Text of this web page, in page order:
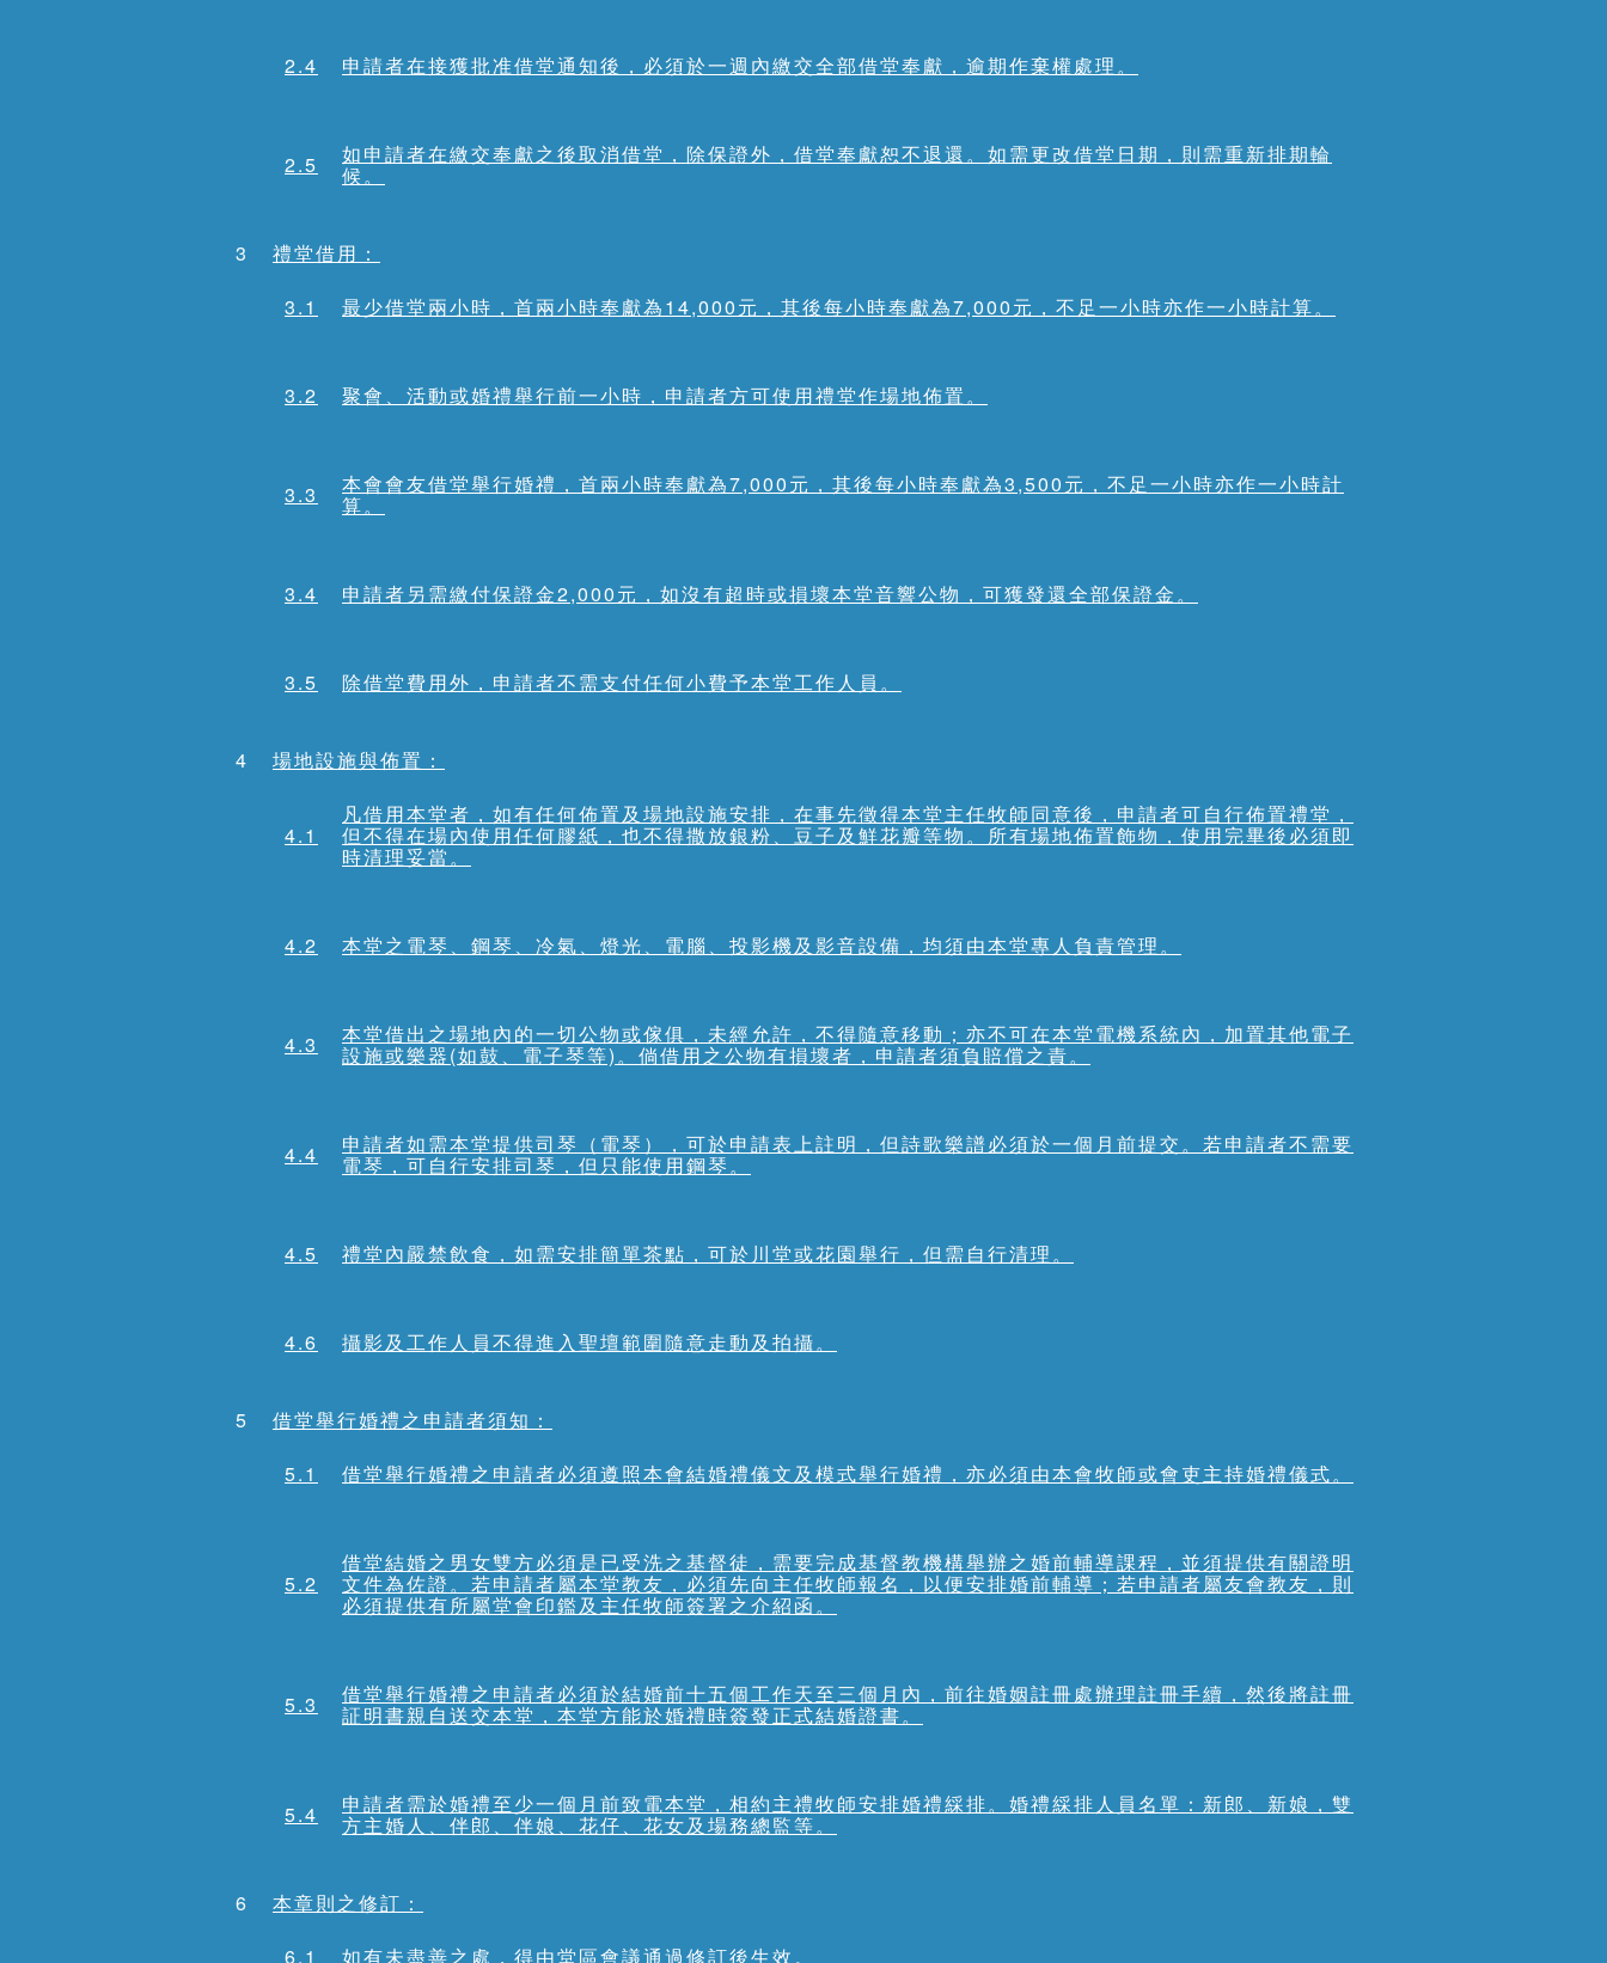
2.4 申請者在接獲批准借堂通知後，必須於一週內繳交全部借堂奉獻，逾期作棄權處理。
2.5 如申請者在繳交奉獻之後取消借堂，除保證外，借堂奉獻恕不退還。如需更改借堂日期，則需重新排期輪
候。
3
禮堂借用：
3.1
最少借堂兩小時，首兩小時奉獻為14,000元，其後每小時奉獻為7,000元，不足一小時亦作一小時計算。
3.2 聚會、活動或婚禮舉行前一小時，申請者方可使用禮堂作場地佈置。
3.3 本會會友借堂舉行婚禮，首兩小時奉獻為7,000元，其後每小時奉獻為3,500元，不足一小時亦作一小時計
算。
3.4 申請者另需繳付保證金2,000元，如沒有超時或損壞本堂音響公物，可獲發還全部保證金。
3.5 除借堂費用外，申請者不需支付任何小費予本堂工作人員。
4 場地設施與佈置：
4.1
凡借用本堂者，如有任何佈置及場地設施安排，在事先徵得本堂主任牧師同意後，申請者可自行佈置禮堂，
但不得在場內使用任何膠紙，也不得撒放銀粉、豆子及鮮花瓣等物。所有場地佈置飾物，使用完畢後必須即
時清理妥當。
4.2 本堂之電琴、鋼琴、冷氣、燈光、電腦、投影機及影音設備，均須由本堂專人負責管理。
4.3 本堂借出之場地內的一切公物或傢俱，未經允許，不得隨意移動；亦不可在本堂電機系統內，加置其他電子
設施或樂器(如鼓、電子琴等)。倘借用之公物有損壞者，申請者須負賠償之責。
4.4 申請者如需本堂提供司琴（電琴），可於申請表上註明，但詩歌樂譜必須於一個月前提交。若申請者不需要
電琴，可自行安排司琴，但只能使用鋼琴。
4.5 禮堂內嚴禁飲食，如需安排簡單茶點，可於川堂或花園舉行，但需自行清理。
4.6 攝影及工作人員不得進入聖壇範圍隨意走動及拍攝。
5
借堂舉行婚禮之申請者須知：
5.1
借堂舉行婚禮之申請者必須遵照本會結婚禮儀文及模式舉行婚禮，亦必須由本會牧師或會吏主持婚禮儀式。
5.2
借堂結婚之男女雙方必須是已受洗之基督徒，需要完成基督教機構舉辦之婚前輔導課程，並須提供有關證明
文件為佐證。若申請者屬本堂教友，必須先向主任牧師報名，以便安排婚前輔導；若申請者屬友會教友，則
必須提供有所屬堂會印鑑及主任牧師簽署之介紹函。
5.3 借堂舉行婚禮之申請者必須於結婚前十五個工作天至三個月內，前往婚姻註冊處辦理註冊手續，然後將註冊
証明書親自送交本堂，本堂方能於婚禮時簽發正式結婚證書。
5.4 申請者需於婚禮至少一個月前致電本堂，相約主禮牧師安排婚禮綵排。婚禮綵排人員名單：新郎、新娘，雙
方主婚人、伴郎、伴娘、花仔、花女及場務總監等。
6
本章則之修訂：
6.1
如有未盡善之處，得由堂區會議通過修訂後生效。